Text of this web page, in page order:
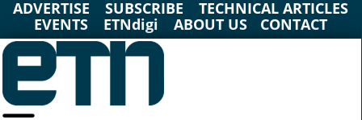
ADVERTISE SUBSCRIBE
TECHNICAL ARTICLES
EVENTS
ETNdigi ABOUT US CONTACT